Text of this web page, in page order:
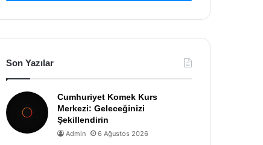
Son Yazılar
Cumhuriyet Komek Kurs
Merkezi: Geleceğinizi
Şekillendirin
Admin 6 Ağustos 2026